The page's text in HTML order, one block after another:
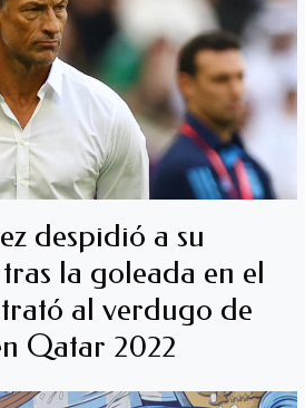
despidió a su
la goleada en el
al verdugo de
Qatar 2022